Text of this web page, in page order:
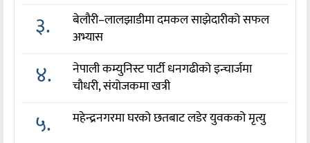
३.
बेलौरी–लालझाडीमा दमकल साझेदारीको सफल
अभ्यास
४.
नेपाली कम्युनिस्ट पार्टी धनगढीको इन्चार्जमा
चौधरी, संयोजकमा खत्री
५. महेन्द्रनगरमा घरको छतबाट लडेर युवकको मृत्यु